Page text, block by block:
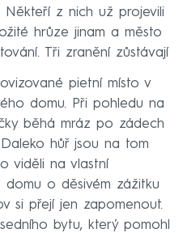
z nich už projevili
hrůze jinam a město
Tři zranění zůstávají
pietní místo v
domu. Při pohledu na
běhá mráz po zádech
hůř jsou na tom
viděli na vlastní
o děsivém zážitku
si přejí jen zapomenout.
bytu, který pomohl